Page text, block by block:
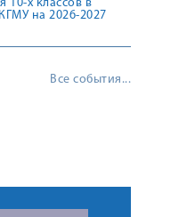
10-х классов в
на 2026-2027
Все события...